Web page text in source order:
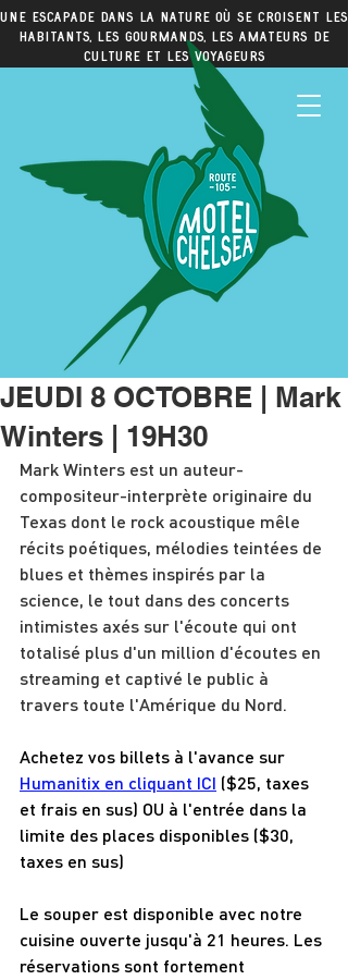
Une escapade dans la nature où se croisent les
habitants, les gourmands, les amateurs de
culture et les voyageurs
JEUDI 8 OCTOBRE | Mark
Winters | 19H30
Mark Winters est un auteur-
compositeur-interprète originaire du
Texas dont le rock acoustique mêle
récits poétiques, mélodies teintées de
blues et thèmes inspirés par la
science, le tout dans des concerts
intimistes axés sur l'écoute qui ont
totalisé plus d'un million d'écoutes en
streaming et captivé le public à
travers toute l'Amérique du Nord.
Achetez vos billets à l'avance sur
Humanitix en cliquant ICI ($25, taxes
et frais en sus) OU à l'entrée dans la
limite des places disponibles ($30,
taxes en sus)
Le souper est disponible avec notre
cuisine ouverte jusqu'à 21 heures. Les
réservations sont fortement